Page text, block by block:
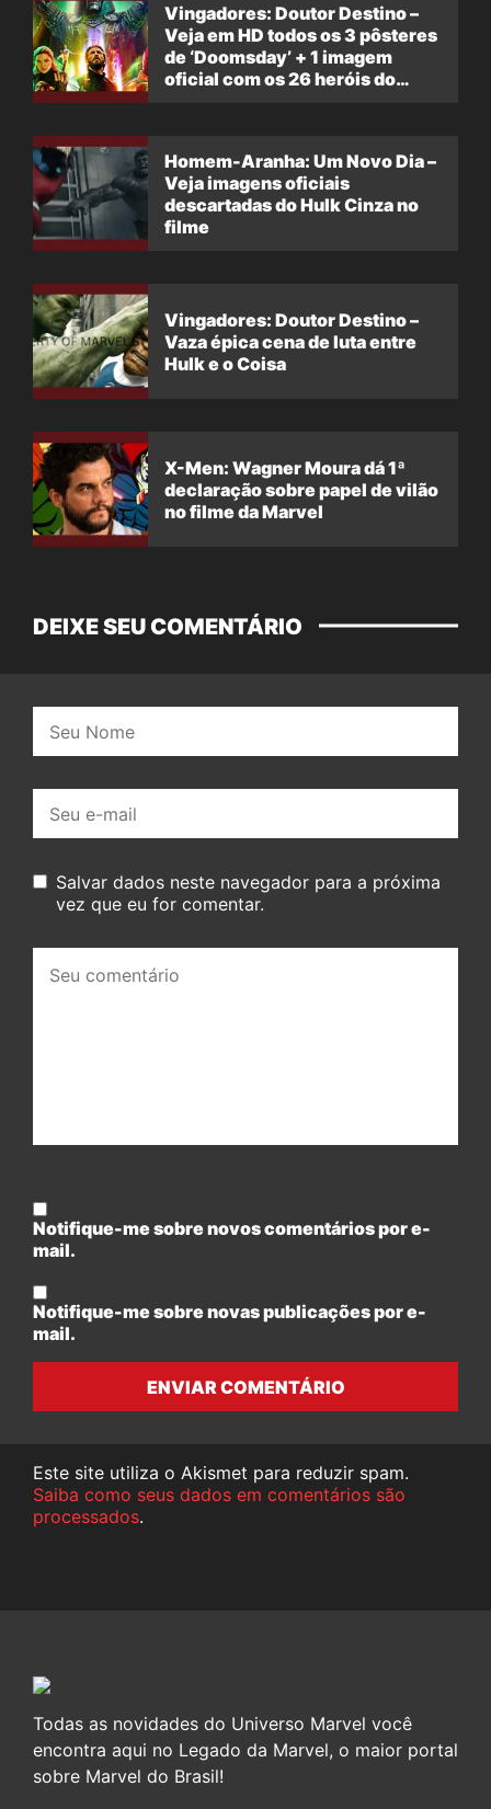
Vingadores: Doutor Destino –
Veja em HD todos os 3 pôsteres
de ‘Doomsday’ + 1 imagem
oficial com os 26 heróis do
Homem-Aranha: Um Novo Dia –
Veja imagens oficiais
descartadas do Hulk Cinza no
filme
Vingadores: Doutor Destino –
Vaza épica cena de luta entre
Hulk e o Coisa
X-Men: Wagner Moura dá 1ª
declaração sobre papel de vilão
no filme da Marvel
DEIXE SEU COMENTÁRIO
mail:
Salvar dados neste navegador para a próxima
vez que eu for comentar.
comentário:
Notifique-me sobre novos comentários por e-
mail.
Notifique-me sobre novas publicações por e-
mail.
ENVIAR COMENTÁRIO
Este site utiliza o Akismet para reduzir spam.
Saiba como seus dados em comentários são
processados.
Todas as novidades do Universo Marvel você
encontra aqui no Legado da Marvel, o maior portal
sobre Marvel do Brasil!